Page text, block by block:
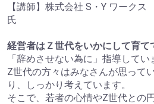
【講師】株式会社 S・Y ワーク
氏
経営者はＺ世代をいかにして育て
「辞めさせない為に」指導してい
Z世代の方々はみなさんが思って
り、しっかり考えています。
そこで、若者の心情やZ世代との